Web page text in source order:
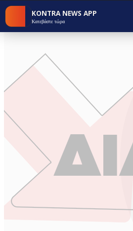
KONTRA NEWS APP
Κατεβάστε τώρα